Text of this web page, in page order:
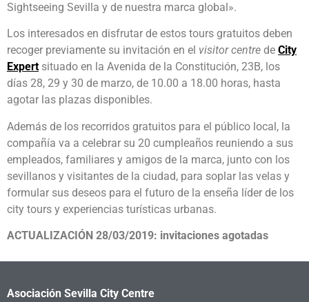
Sightseeing Sevilla y de nuestra marca global».
Los interesados en disfrutar de estos tours gratuitos deben
recoger previamente su invitación en el visitor centre de City
Expert situado en la Avenida de la Constitución, 23B, los
días 28, 29 y 30 de marzo, de 10.00 a 18.00 horas, hasta
agotar las plazas disponibles.
Además de los recorridos gratuitos para el público local, la
compañía va a celebrar su 20 cumpleaños reuniendo a sus
empleados, familiares y amigos de la marca, junto con los
sevillanos y visitantes de la ciudad, para soplar las velas y
formular sus deseos para el futuro de la enseña líder de los
city tours y experiencias turísticas urbanas.
ACTUALIZACIÓN 28/03/2019: invitaciones agotadas
Asociación Sevilla City Centre